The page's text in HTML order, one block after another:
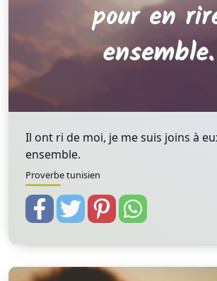
Il ont ri de moi, je me suis joins à
ensemble.
Proverbe tunisien